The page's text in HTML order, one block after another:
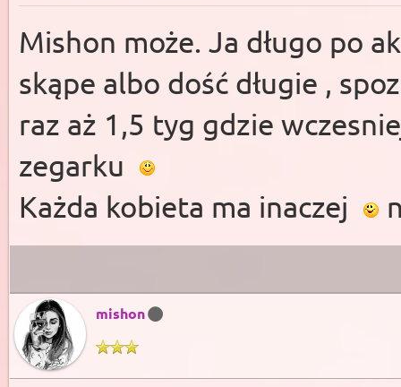
Mishon może. Ja długo po
skąpe albo dość długie ,
raz aż 1,5 tyg gdzie
zegarku
Każda kobieta ma inaczej
mishon